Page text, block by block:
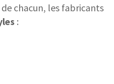
chacun, les fabricants
: